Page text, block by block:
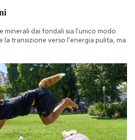
minerali dai fondali sia l'unico modo
la transizione verso l'energia pulita, ma